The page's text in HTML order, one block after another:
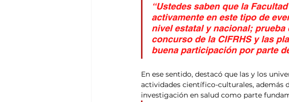
“Ustedes saben que la
activamente en este tipo de
nivel estatal y nacional;
concurso de la CIFRHS y las
buena participación por parte
En ese sentido, destacó que las y los
actividades científico-culturales,
investigación en salud como parte